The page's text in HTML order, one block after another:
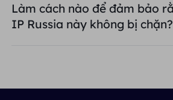
Làm cách nào để đảm bảo
IP Russia này không bị chặn?